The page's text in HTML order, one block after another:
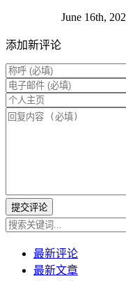
June 16th,
添加新评论
提交评论
最新评论
最新文章